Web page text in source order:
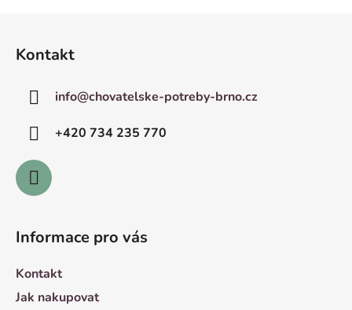
Kontakt
info@chovatelske-potreby-brno.cz
+420 ­734 235 770
Informace pro vás
Kontakt
Jak nakupovat